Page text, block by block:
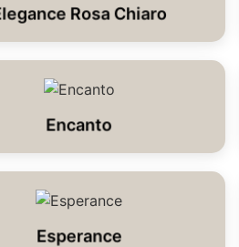
Rosa Chiaro
Encanto
Esperance